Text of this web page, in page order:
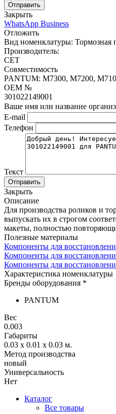
Отправить
Закрыть
WhatsApp Business
Отложить
Вид номенклатуры: Тормозная
Производитель:
CET
Совместимость
PANTUM: M7300, M7200,
OEM №
301022149001
Ваше имя или название
E-mail
Телефон
Текст
Отправить
Закрыть
Описание
Для производства роликов и
выпускать их в строгом
макеты, полностью
Полезные материалы
Компоненты для
Компоненты для
Компоненты для
Характеристика номенклатуры
Бренды оборудования *
PANTUM
Вес
0.003
Габариты
0.03 x 0.01 x 0.03 м.
Метод производства
новый
Универсальность
Нет
Каталог
Все товары